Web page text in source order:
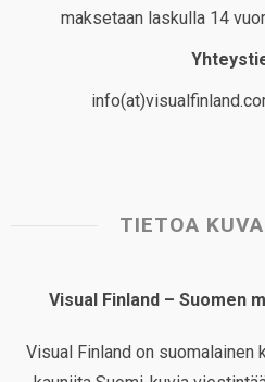
maksetaan laskulla 14
TIETOA
Visual Finland – Suomen
Visual Finland on suomalainen